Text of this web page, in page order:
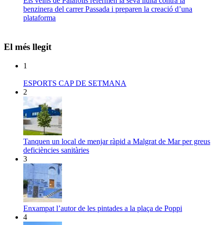
benzinera del carrer Passada i preparen la creació d’una
plataforma
El més llegit
1
ESPORTS CAP DE SETMANA
2
Tanquen un local de menjar ràpid a Malgrat de Mar per greus
deficiències sanitàries
3
Enxampat l’autor de les pintades a la plaça de Poppi
4